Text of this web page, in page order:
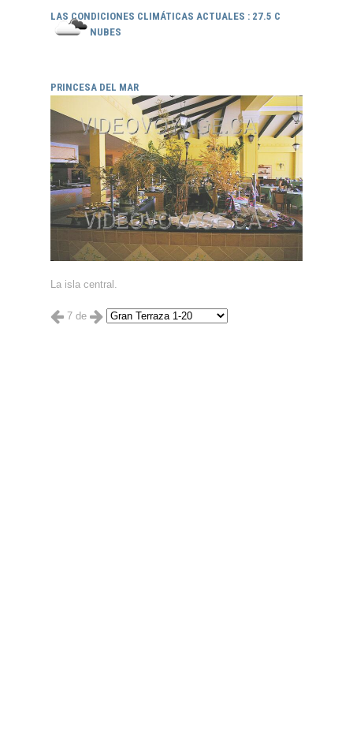
LAS CONDICIONES CLIMÁTICAS ACTUALES : 27.5 C
NUBES
PRINCESA DEL MAR
La isla central.
7 de